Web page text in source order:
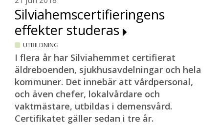
Silviahemscertifieringens
effekter studeras
UTBILDNING
I flera år har Silviahemmet certifierat
äldreboenden, sjukhusavdelningar och hela
kommuner. Det innebär att vårdpersonal,
och även chefer, lokalvårdare och
vaktmästare, utbildas i demensvård.
Certifikatet gäller sedan i tre år.